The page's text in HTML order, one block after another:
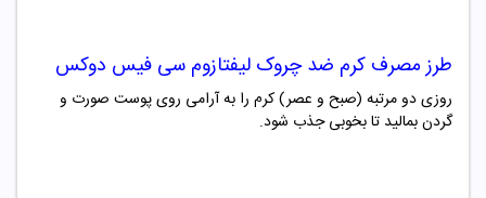
طرز مصرف کرم ضد چروک لیفتازوم سی فیس دوکس
روزی دو مرتبه (صبح و عصر) کرم را به آرامی روی پوست صورت و
گردن بمالید تا بخوبی جذب شود.